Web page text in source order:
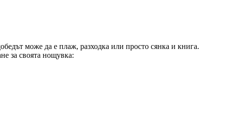
може да е плаж, разходка или просто сянка и книга.
за своята нощувка: